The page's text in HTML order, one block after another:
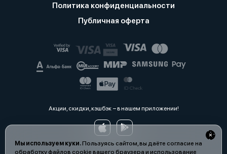
Мы используем куки.Пользуясь сайтом, вы даёте согласие на
обработку файлов cookie вашего браузера и использование
Политика конфиденциальности
Публичная оферта
Акции, скидки, кэшбэк − в нашем приложении!